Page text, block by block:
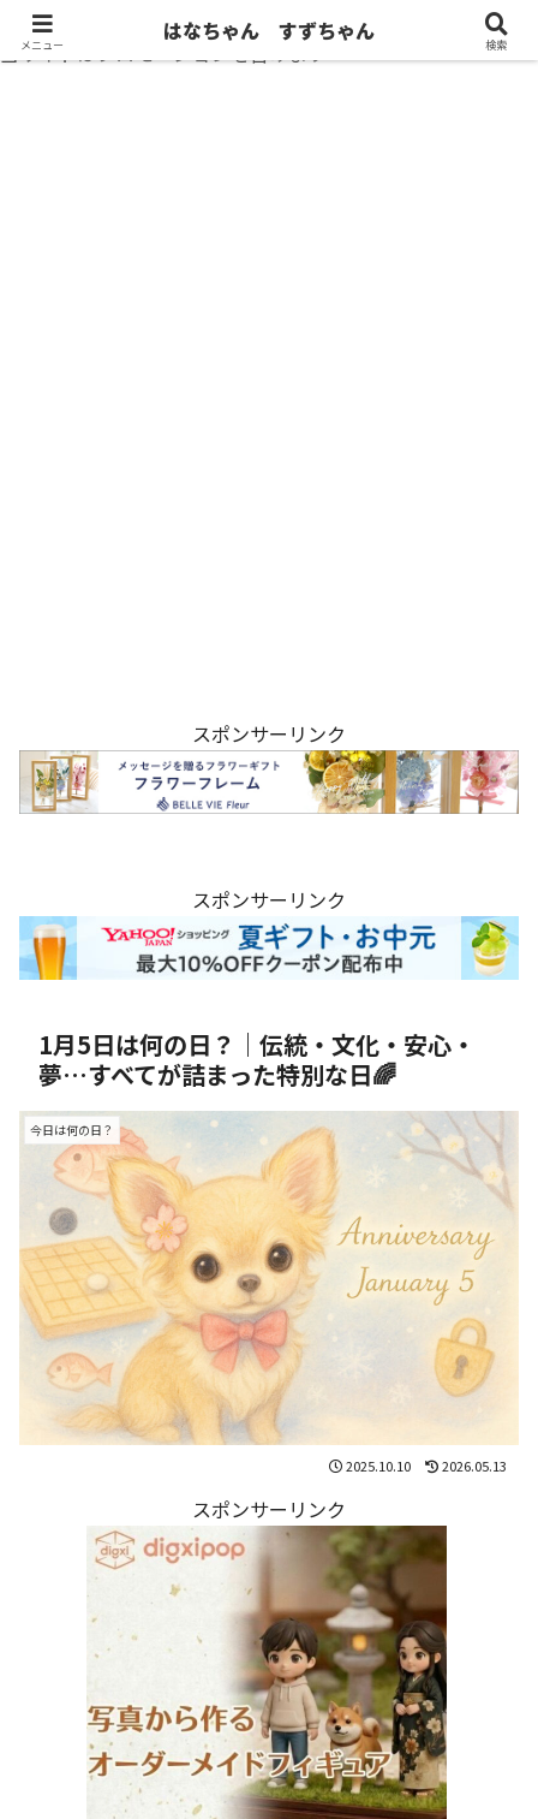
当サイトはプロモーションを含みます
スポンサーリンク
スポンサーリンク
1月5日は何の日？｜伝統・文化・安心・
夢…すべてが詰まった特別な日🌈
今日は何の日？
2025.10.10 2026.05.13
スポンサーリンク
メニュー
はなちゃん すずちゃん
検索